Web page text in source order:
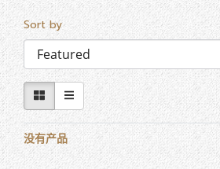
Sort by
没有产品